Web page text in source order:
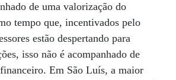
de uma valorização do
tempo que, incentivados pelo
estão despertando para
isso não é acompanhado de
Em São Luís, a maior